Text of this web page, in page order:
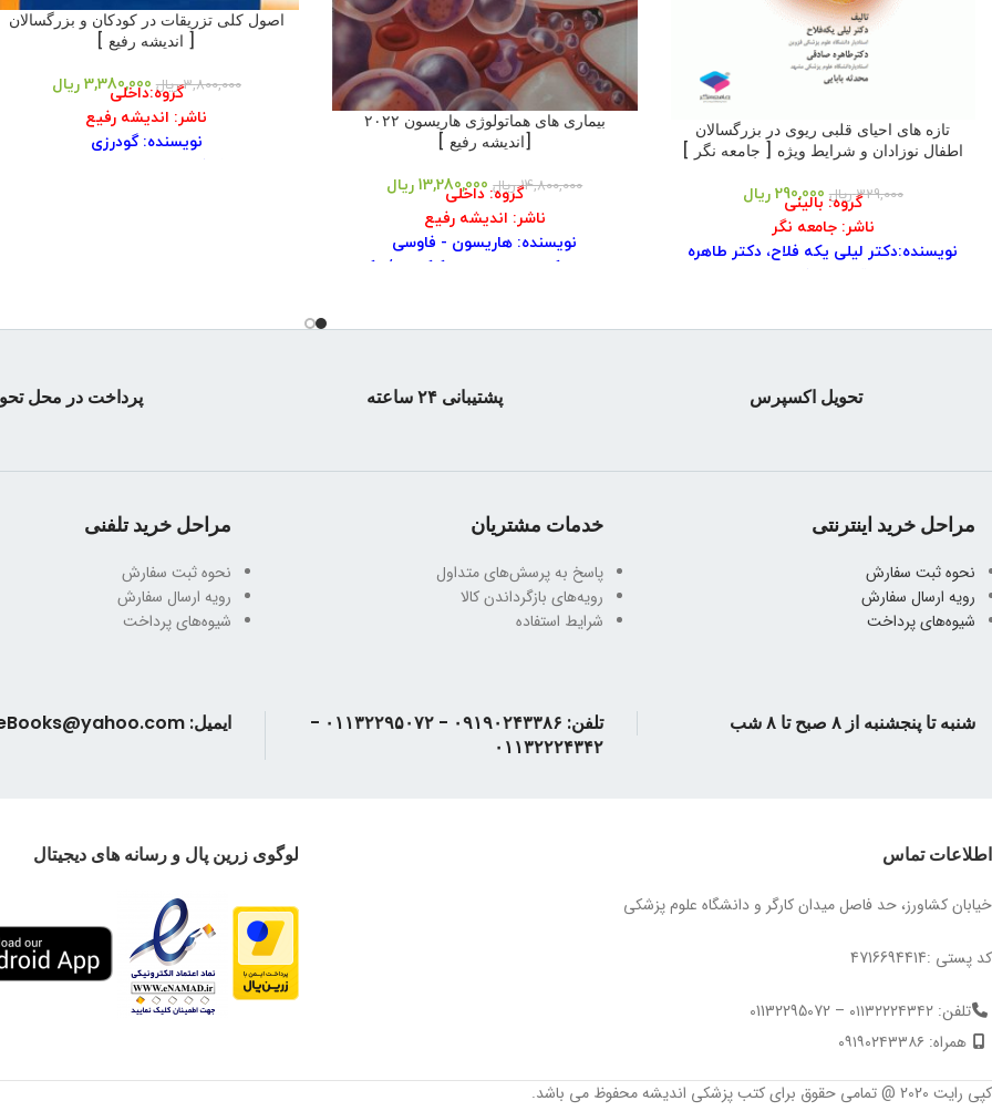
تازه های احیای قلبی ریوی در بزرگسالان
اطفال نوزادان و شرایط ویژه [ جامعه نگر ]
329,000 ریال 290,000 ریال
گروه: بالینی
ناشر: جامعه نگر
نویسنده:دکتر لیلی یکه فلاح، دکتر طاهره
صادقی، محدثه بابایی
نوع جلد: شومیز
نوبت چاپ: ۱
بیماری های هماتولوژی هاریسون ۲۰۲۲
[اندیشه رفیع ]
14,800,000 ریال 13,280,000 ریال
گروه: داخلی
ناشر: اندیشه رفیع
نویسنده: هاریسون - فاوسی
مترجم: دکتر مهتاب مهری کاکاوند / دکتر
چاپ: ۱۴۰۲
قطع: وزیری
اصول کلی تزریقات در کودکان و بزرگسالان
[ اندیشه رفیع ]
3,800,000 ریال 3,380,000 ریال
گروه:داخلی
ناشر: اندیشه رفیع
نویسنده: گودرزی
شابک: ۹۷۸۹۶۴۹۸۷۳۷۵۶
پرداخت در محل پشتیبانی ۲۴ ساعته تحویل اکسپرس
مراحل خرید تلفنی
نحوه ثبت سفارش
رویه ارسال سفارش
شیوه‌های پرداخت
خدمات مشتریان
پاسخ به پرسش‌های متداول
رویه‌های بازگرداندن کالا
شرایط استفاده
مراحل خرید اینترنتی
نحوه ثبت سفارش
رویه ارسال سفارش
شیوه‌های پرداخت
ایمیل: AndisheBooks@yahoo.com
تلفن: ۰۹۱۹۰۲۴۳۳۸۶ - ۰۱۱۳۲۲۹۵۰۷۲ -
۰۱۱۳۲۲۲۴۳۴۲
شنبه تا پنجشنبه از ۸ صبح تا ۸ شب
اطلاعات تماس
خیابان کشاورز، حد فاصل میدان کارگر و دانشگاه علوم پزشکی
کد پستی :4716694414
تلفن: ۰۱۱۳۲۲۲۴۳۴۲ – 01132295072
همراه: ۰۹۱۹۰۲۴۳۳۸۶
لوگوی زرین پال و رسانه های دیجیتال
کپی رایت 2020 @ تمامی حقوق برای کتب پزشکی اندیشه محفوظ می باشد.